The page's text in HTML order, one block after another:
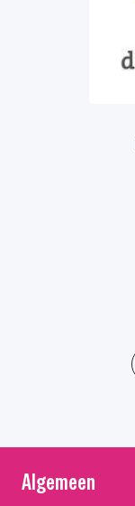
Algemeen